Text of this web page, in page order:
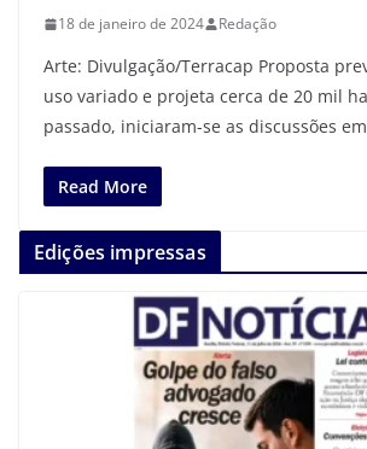
18 de janeiro de 2024 Redação
Arte: Divulgação/Terracap Proposta
uso variado e projeta cerca de 20 mil
passado, iniciaram-se as discussões em
Read More
Edições impressas